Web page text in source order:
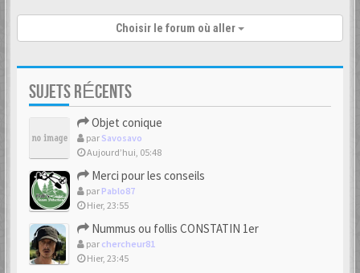
Choisir le forum où aller
SUJETS RÉCENTS
Objet conique
par Savosavo
Aujourd’hui, 05:48
Merci pour les conseils
par Pablo87
Hier, 23:55
Nummus ou follis CONSTATIN 1er
par chercheur81
Hier, 23:45